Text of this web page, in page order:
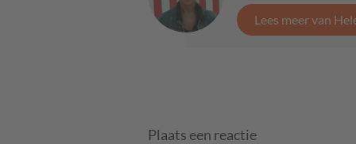
Lees meer van
Plaats een reactie